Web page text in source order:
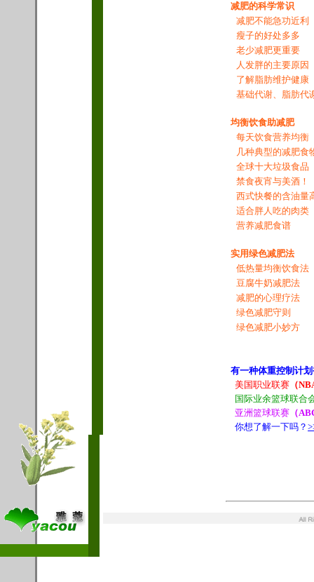
减肥的科学常识
减肥不能急功近利
瘦子的好处多多
老少减肥更重要
人发胖的主要原因
了解脂肪维护健康
基础代谢、脂肪代
均衡饮食助减肥
每天饮食营养均衡
几种典型的减肥食
全球十大垃圾食品
禁食夜宵与美酒！
西式快餐的含油量
适合胖人吃的肉类
营养减肥食谱
实用绿色减肥法
低热量均衡饮食法
豆腐牛奶减肥法
减肥的心理疗法
绿色减肥守则
绿色减肥小妙方
有一种体重控制计
美国职业联赛 （
国际业余篮球联合
亚洲篮球联赛 （
你想了解一下吗？